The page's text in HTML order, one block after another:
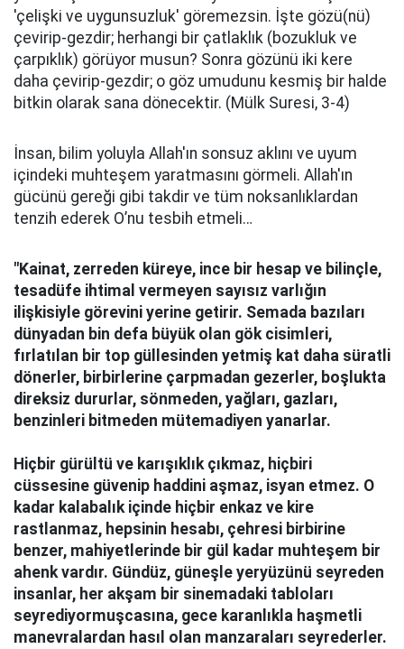
'çelişki ve uygunsuzluk' göremezsin. İşte gözü(nü)
çevirip-gezdir; herhangi bir çatlaklık (bozukluk ve
çarpıklık) görüyor musun? Sonra gözünü iki kere
daha çevirip-gezdir; o göz umudunu kesmiş bir halde
bitkin olarak sana dönecektir. (Mülk Suresi, 3-4)
İnsan, bilim yoluyla Allah'ın sonsuz aklını ve uyum
içindeki muhteşem yaratmasını görmeli. Allah'ın
gücünü gereği gibi takdir ve tüm noksanlıklardan
tenzih ederek O’nu tesbih etmeli…
"Kainat, zerreden küreye, ince bir hesap ve bilinçle,
tesadüfe ihtimal vermeyen sayısız varlığın
ilişkisiyle görevini yerine getirir. Semada bazıları
dünyadan bin defa büyük olan gök cisimleri,
fırlatılan bir top güllesinden yetmiş kat daha süratli
dönerler, birbirlerine çarpmadan gezerler, boşlukta
direksiz dururlar, sönmeden, yağları, gazları,
benzinleri bitmeden mütemadiyen yanarlar.
Hiçbir gürültü ve karışıklık çıkmaz, hiçbiri
cüssesine güvenip haddini aşmaz, isyan etmez. O
kadar kalabalık içinde hiçbir enkaz ve kire
rastlanmaz, hepsinin hesabı, çehresi birbirine
benzer, mahiyetlerinde bir gül kadar muhteşem bir
ahenk vardır. Gündüz, güneşle yeryüzünü seyreden
insanlar, her akşam bir sinemadaki tabloları
seyrediyormuşcasına, gece karanlıkla haşmetli
manevralardan hasıl olan manzaraları seyrederler.